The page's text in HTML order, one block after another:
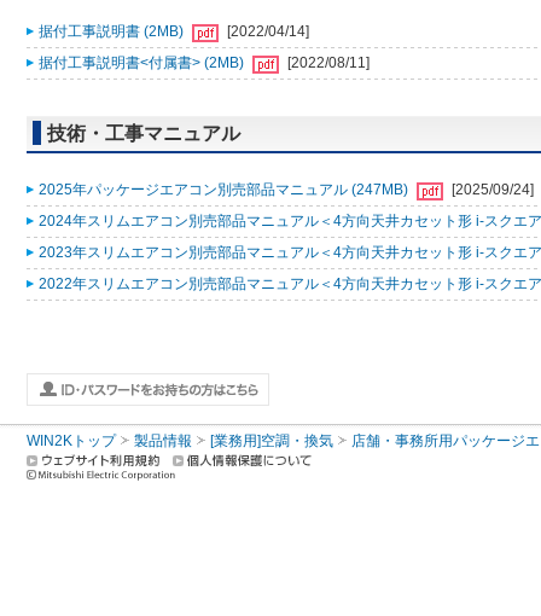
据付工事説明書 (2MB)
[2022/04/14]
据付工事説明書<付属書> (2MB)
[2022/08/11]
技術・工事マニュアル
2025年パッケージエアコン別売部品マニュアル (247MB)
[2025/09/24]
2024年スリムエアコン別売部品マニュアル＜4方向天井カセット形 i-スクエ
2023年スリムエアコン別売部品マニュアル＜4方向天井カセット形 i-スクエ
2022年スリムエアコン別売部品マニュアル＜4方向天井カセット形 i-スクエ
WIN2Kトップ 製品情報 [業務用]空調・換気 店舗・事務所用パッケージ